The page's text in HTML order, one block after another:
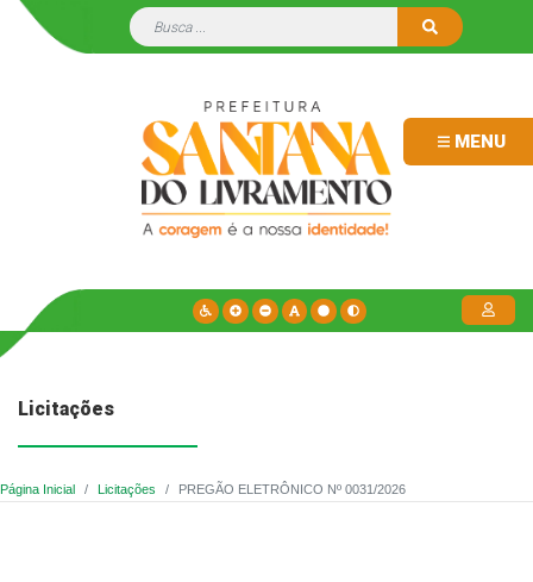
MENU
Licitações
Página Inicial Licitações PREGÃO ELETRÔNICO Nº 0031/2026